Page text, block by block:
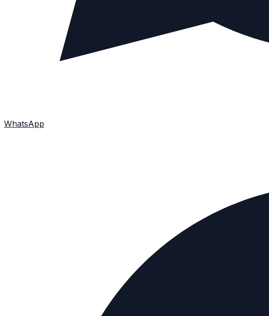
WhatsApp